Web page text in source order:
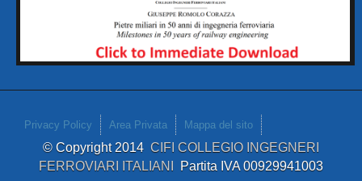
Privacy Policy Area Privata Mappa del sito
© Copyright 2014 CIFI COLLEGIO INGEGNERI
FERROVIARI ITALIANI Partita IVA 00929941003